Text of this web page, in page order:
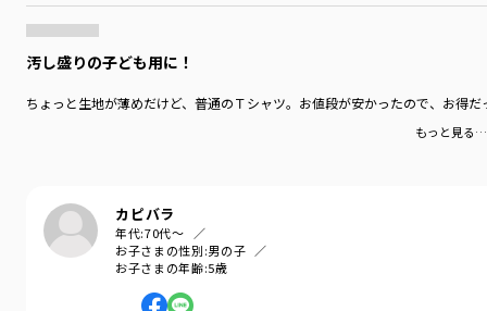
汚し盛りの子ども用に！
ちょっと生地が薄めだけど、普通のＴシャツ。お値段が安かったので、お得だ
もっと見る…
カピバラ
年代:70代～
お子さまの性別:男の子
お子さまの年齢:5歳
94:くるま_アイボリー
＃通園コーデ＃通学コーデ＃小学生コーデ
＃お揃い＃お揃いコーデ
着用イメージ/カラー：ローズピンク
モデル：身長108.0cm 体重18kg
サイズ：サイズ110
DRC branshes